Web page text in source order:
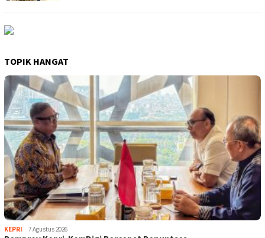
TOPIK HANGAT
KEPRI 7 Agustus 2026